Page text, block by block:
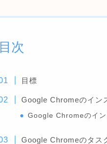
目次
目標
Google Chromeのイン
Google Chromeのイン
Google Chromeのタス